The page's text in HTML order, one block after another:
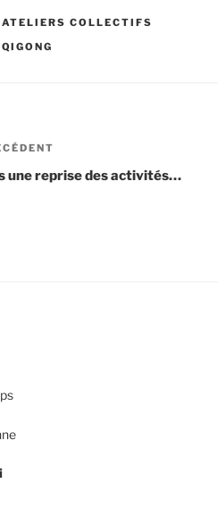
CATÉGORIES
ATELIERS COLLECTIFS
ÉTIQUETTES
QIGONG
une reprise des activités…